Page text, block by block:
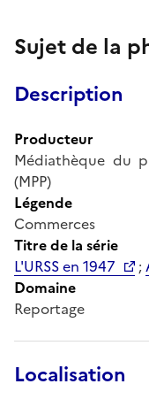
Sujet de la
Description
Producteur
Médiathèque du
(MPP)
Légende
Commerces
Titre de la série
L'URSS en 1947
;
Domaine
Reportage
Localisation